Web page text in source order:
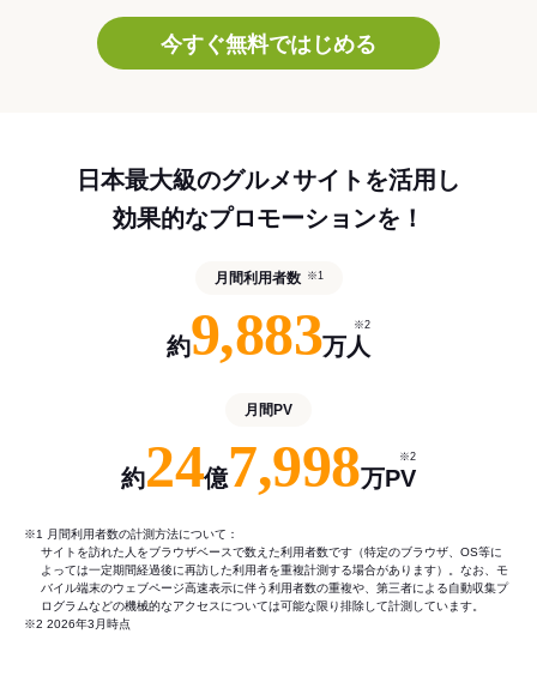
今すぐ無料ではじめる
日本最大級のグルメサイトを活用し
効果的なプロモーションを！
月間利用者数 ※1
約9,883万人
※2
月間PV
約24億7,998万PV
※2
※1 月間利用者数の計測方法について：
サイトを訪れた人をブラウザベースで数えた利用者数です（特定のブラウザ、OS等に
よっては一定期間経過後に再訪した利用者を重複計測する場合があります）。なお、モ
バイル端末のウェブページ高速表示に伴う利用者数の重複や、第三者による自動収集プ
ログラムなどの機械的なアクセスについては可能な限り排除して計測しています。
※2 2026年3月時点